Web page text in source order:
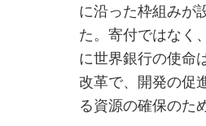
に沿った枠組みが
た。寄付ではなく
に世界銀行の使命
改革で、開発の促
る資源の確保のた